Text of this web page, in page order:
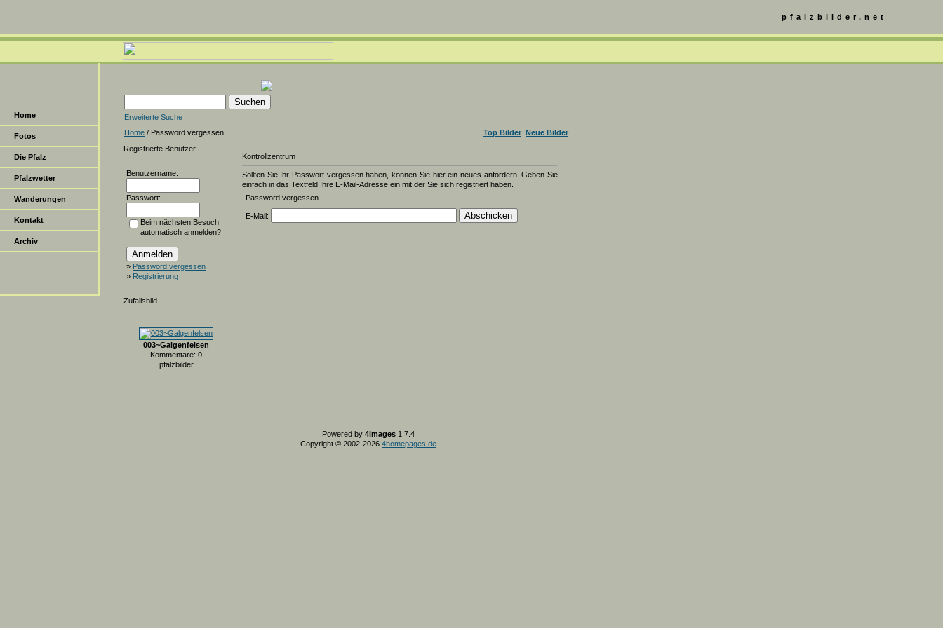
Home
Fotos
Die Pfalz
Pfalzwetter
Wanderungen
Kontakt
Archiv
pfalzbilder.net
Erweiterte Suche
Home / Password vergessen Top Bilder Neue Bilder
Registrierte Benutzer
Benutzername:
Passwort:
Beim nächsten Besuch
automatisch anmelden?
» Password vergessen
» Registrierung
Zufallsbild
003~Galgenfelsen
Kommentare: 0
pfalzbilder
Kontrollzentrum
Sollten Sie Ihr Passwort vergessen haben, können Sie hier ein neues anfordern. Geben Sie
einfach in das Textfeld Ihre E-Mail-Adresse ein mit der Sie sich registriert haben.
Password vergessen
E-Mail:
Powered by 4images 1.7.4
Copyright © 2002-2026 4homepages.de